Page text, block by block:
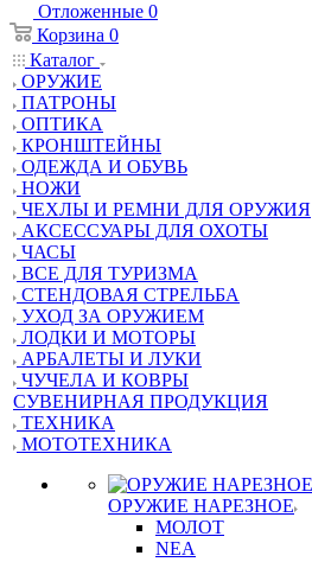
Отложенные 0
Корзина 0
Каталог
ОРУЖИЕ
ПАТРОНЫ
ОПТИКА
КРОНШТЕЙНЫ
ОДЕЖДА И ОБУВЬ
НОЖИ
ЧЕХЛЫ И РЕМНИ ДЛЯ ОРУЖИЯ
АКСЕССУАРЫ ДЛЯ ОХОТЫ
ЧАСЫ
ВСЕ ДЛЯ ТУРИЗМА
СТЕНДОВАЯ СТРЕЛЬБА
УХОД ЗА ОРУЖИЕМ
ЛОДКИ И МОТОРЫ
АРБАЛЕТЫ И ЛУКИ
ЧУЧЕЛА И КОВРЫ
СУВЕНИРНАЯ ПРОДУКЦИЯ
ТЕХНИКА
МОТОТЕХНИКА
ОРУЖИЕ НАРЕЗНОЕ
МОЛОТ
NEA